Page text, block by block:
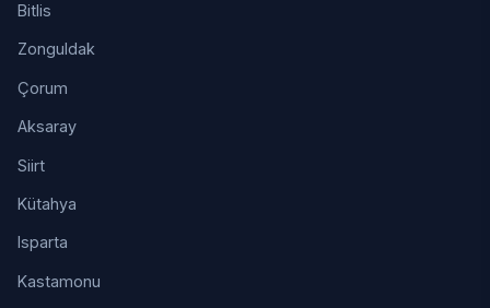
Bitlis
Zonguldak
Çorum
Aksaray
Siirt
Kütahya
Isparta
Kastamonu